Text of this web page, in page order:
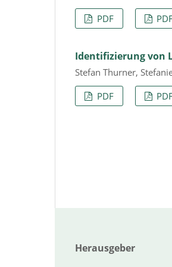
PDF
Identifizierung von
Stefan Thurner,
PDF
Herausgeber